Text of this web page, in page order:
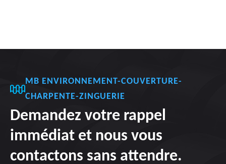
MB ENVIRONNEMENT-COUVERTURE-
CHARPENTE-ZINGUERIE
Demandez votre rappel
immédiat et nous vous
contactons sans attendre.